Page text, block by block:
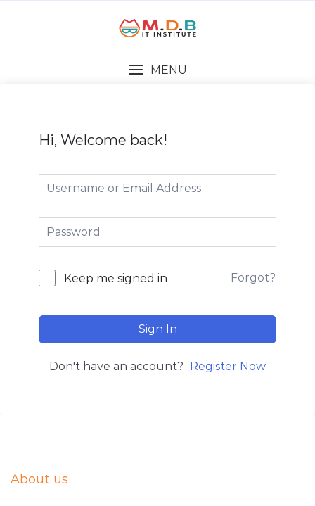
MENU
Hi, Welcome back!
Keep me signed in Forgot?
Sign In
Don't have an account? Register Now
About us